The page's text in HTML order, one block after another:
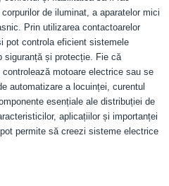
de iluminat, a aparatelor mici
Prin utilizarea contactoarelor
pot controla eficient sistemele
siguranță și protecție. Fie că
motoare electrice sau se
automatizare a locuinței, curentul
esențiale ale distribuției de
aplicațiilor și importanței
permite să creezi sisteme electrice